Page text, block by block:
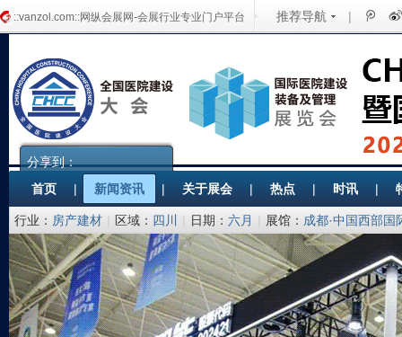
::vanzol.com::网纵会展网-会展行业专业门户平台 推荐导航 |
分享到：
首页
| 新闻资讯 | 关于展会 | 热点 | 时讯 |
行业： 房产建材 | 区域： 四川 | 日期： 六月 | 展馆： 成都·中国西部国
备协会医院建筑与装备分会 筑而瑞